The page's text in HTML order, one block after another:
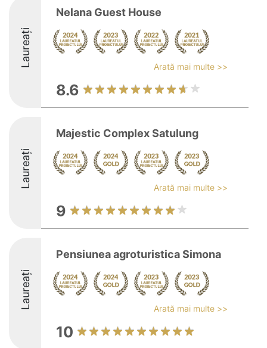
Laureați
Nelana Guest House
Arată mai multe >>
8.6
Laureați
Majestic Complex Satulung
Arată mai multe >>
9
Laureați
Pensiunea agroturistica Simona
Arată mai multe >>
10